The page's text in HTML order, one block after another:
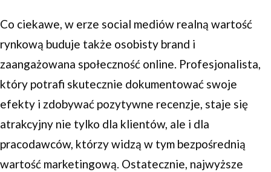
Co ciekawe, w erze social mediów realną wartość
rynkową buduje także osobisty brand i
zaangażowana społeczność online. Profesjonalista,
który potrafi skutecznie dokumentować swoje
efekty i zdobywać pozytywne recenzje, staje się
atrakcyjny nie tylko dla klientów, ale i dla
pracodawców, którzy widzą w tym bezpośrednią
wartość marketingową. Ostatecznie, najwyższe